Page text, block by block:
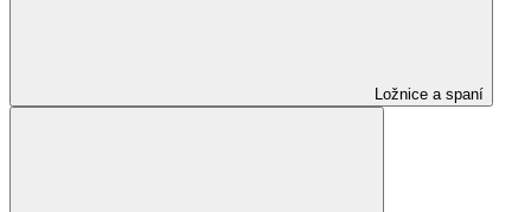
Ložnice a spaní